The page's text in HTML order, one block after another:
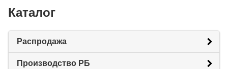
Каталог
Распродажа
Производство РБ